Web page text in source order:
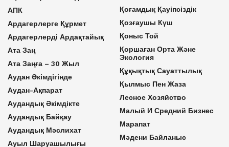
АПК
Ардагерлерге Құрмет
Ардагерлерді Ардақтайық
Ата Заң
Ата Заңға – 30 Жыл
Аудан Әкімдігінде
Аудан-Ақпарат
Аудандық Әкімдікте
Аудандық Байқау
Аудандық Мәслихат
Ауыл Шаруашылығы
Қоғамдық Қауіпсіздік
Қозғаушы Күш
Қоныс Той
Қоршаған Орта Және
Экология
Құқықтық Сауаттылық
Қылмыс Пен Жаза
Лесное Хозяйство
Малый И Средний Бизнес
Марапат
Мәдени Байланыс